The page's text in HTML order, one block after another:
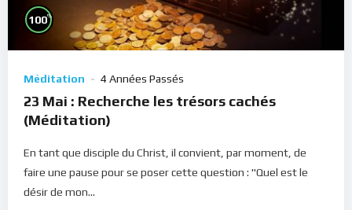
100%
Méditation 4 Années Passés
23 Mai : Recherche les trésors cachés
(Méditation)
En tant que disciple du Christ, il convient, par moment, de
faire une pause pour se poser cette question : "Quel est le
désir de mon...